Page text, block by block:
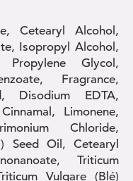
Cetearyl Alcohol,
Isopropyl Alcohol,
Propylene Glycol,
Fragrance,
Disodium EDTA,
Limonene,
Chloride,
Seed Oil, Cetearyl
Triticum
Vulgare (Blé)